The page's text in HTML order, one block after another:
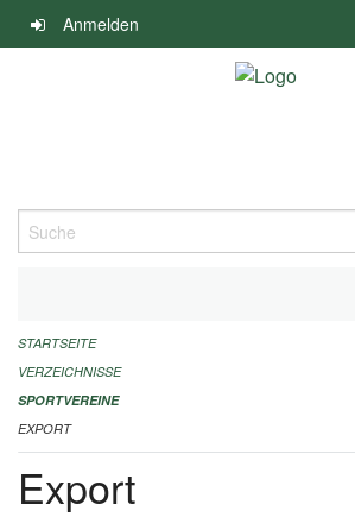
Navigation
überspringen
Anmelden
Suche
ALLGEMEINE INFORMATIONEN
FINANZIELLE UNTERSTÜTZUNG BENÖTIGT?
KONTAKT
STARTSEITE
VERZEICHNISSE
SPORTVEREINE
EXPORT
Export